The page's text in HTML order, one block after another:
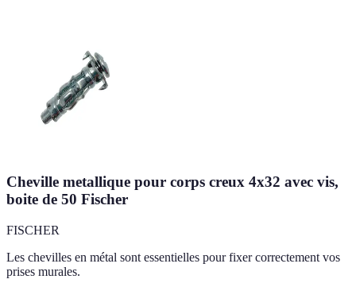
Cheville metallique pour corps creux 4x32 avec vis,
boite de 50 Fischer
FISCHER
Les chevilles en métal sont essentielles pour fixer correctement vos
prises murales.